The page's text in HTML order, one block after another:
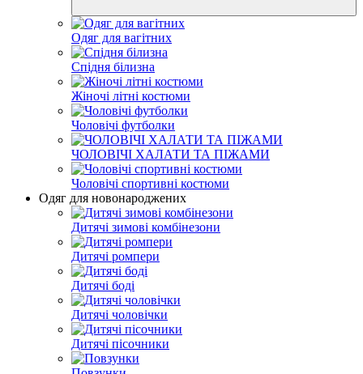
Одяг для вагітних
Спідня білизна
Жіночі літні костюми
Чоловічі футболки
ЧОЛОВІЧІ ХАЛАТИ ТА ПІЖАМИ
Чоловічі спортивні костюми
Одяг для новонароджених
Дитячі зимові комбінезони
Дитячі ромпери
Дитячі боді
Дитячі чоловічки
Дитячі пісочники